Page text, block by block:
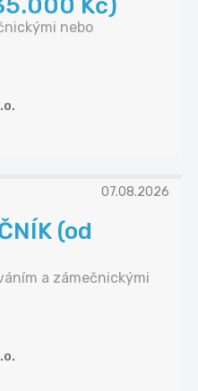
Kč)
nebo
07.08.2026
(od
a zámečnickými